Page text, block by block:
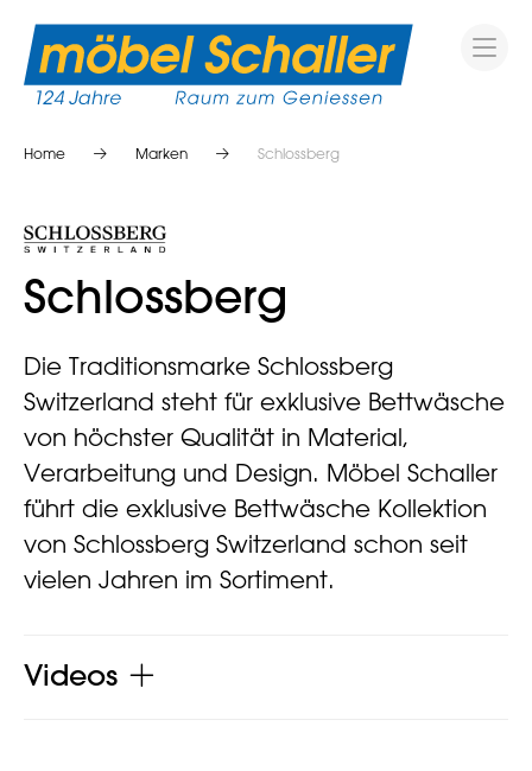
Home Marken Schlossberg
Schlossberg
Die Traditionsmarke Schlossberg
Switzerland steht für exklusive Bettwäsche
von höchster Qualität in Material,
Verarbeitung und Design. Möbel Schaller
führt die exklusive Bettwäsche Kollektion
von Schlossberg Switzerland schon seit
vielen Jahren im Sortiment.
Videos